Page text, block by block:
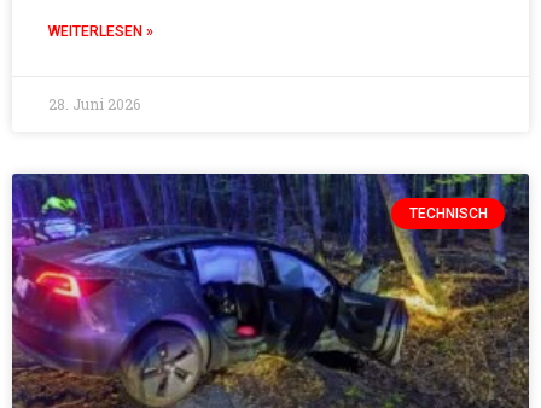
WEITERLESEN »
28. Juni 2026
TECHNISCH